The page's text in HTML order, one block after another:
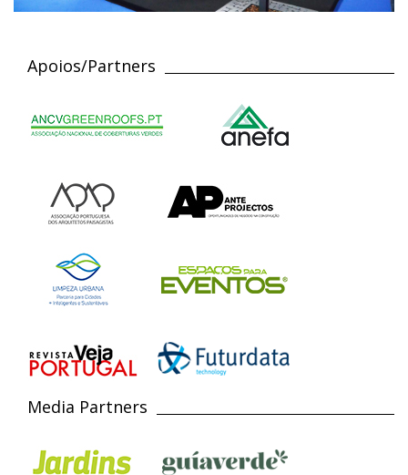
Apoios/Partners
Media Partners